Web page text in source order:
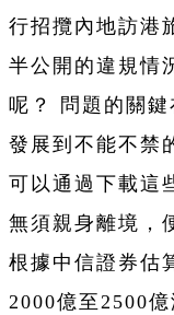
行招攬內地訪港
半公開的違規情
呢？ 問題的關
發展到不能不禁
可以通過下載這
無須親身離境，
根據中信證券估
2000億至2500